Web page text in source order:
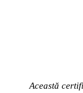
Această